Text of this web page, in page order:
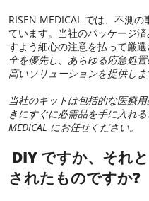
RISEN MEDICAL では、不測
ています。当社のパッケージ
すよう細心の注意を払って厳選
全を優先し、あらゆる応急処
高いソリューションを提供しま
当社のキットは包括的な医療
きにすぐに必需品を手に入れ
MEDICAL にお任せください。
DIY ですか、それ
されたものですか?